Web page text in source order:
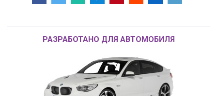
РАЗРАБОТАНО ДЛЯ АВТОМОБИЛЯ